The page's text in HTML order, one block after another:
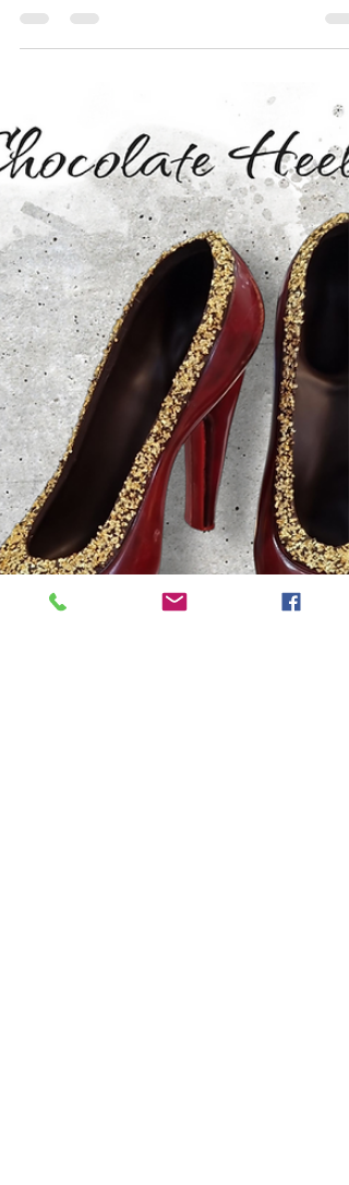
Weihnachtsprodukte jetzt
sichern!
Frühbesteller-Vorteil: 5 % Rabatt auf
Weihnachtsprodukte noch bis zum
30.09.2025 Auch wenn die ersten
Lichterketten und der Duft von...